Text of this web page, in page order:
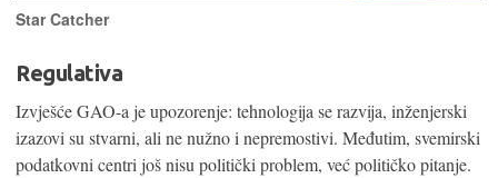
Star Catcher
Regulativa
Izvješće GAO-a je upozorenje: tehnologija se razvija, inženjerski
izazovi su stvarni, ali ne nužno i nepremostivi. Međutim, svemirski
podatkovni centri još nisu politički problem, već političko pitanje.